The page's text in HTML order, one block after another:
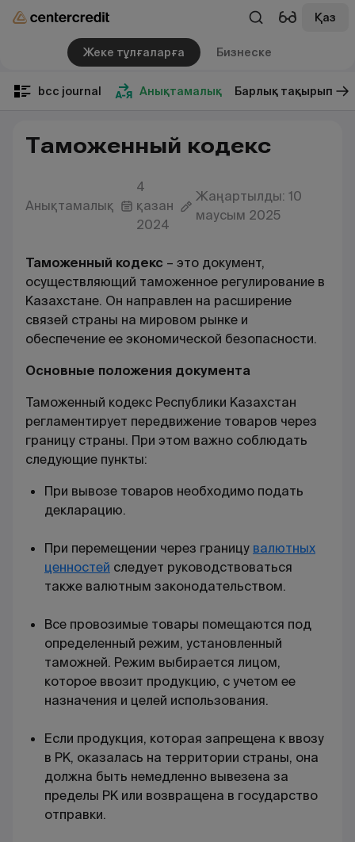
Қаз
Жеке тұлғаларға Бизнеске
bcc journal Анықтамалық Барлық тақырып
Таможенный кодекс
Анықтамалық
4
қазан
2024
Жаңартылды: 10
маусым 2025
Таможенный кодекс – это документ,
осуществляющий таможенное регулирование в
Казахстане. Он направлен на расширение
связей страны на мировом рынке и
обеспечение ее экономической безопасности.
Основные положения документа
Таможенный кодекс Республики Казахстан
регламентирует передвижение товаров через
границу страны. При этом важно соблюдать
следующие пункты:
При вывозе товаров необходимо подать
декларацию.
При перемещении через границу валютных
ценностей следует руководствоваться
также валютным законодательством.
Все провозимые товары помещаются под
определенный режим, установленный
таможней. Режим выбирается лицом,
которое ввозит продукцию, с учетом ее
назначения и целей использования.
Если продукция, которая запрещена к ввозу
в РК, оказалась на территории страны, она
должна быть немедленно вывезена за
пределы РК или возвращена в государство
отправки.